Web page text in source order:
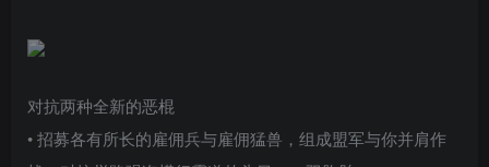
对抗两种全新的恶棍
• 招募各有所长的雇佣兵与雇佣猛兽，组成盟军与你并肩作